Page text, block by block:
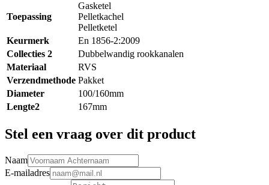
Toepassing
Gasketel
Pelletkachel
Pelletketel
Keurmerk
En 1856-2:2009
Collecties 2
Dubbelwandig rookkanalen
Materiaal
RVS
Verzendmethode Pakket
Diameter
100/160mm
Lengte2
167mm
Stel een vraag over dit product
Naam
E-mailadres